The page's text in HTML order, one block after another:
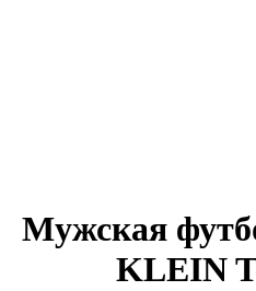
Мужская
KLEIN